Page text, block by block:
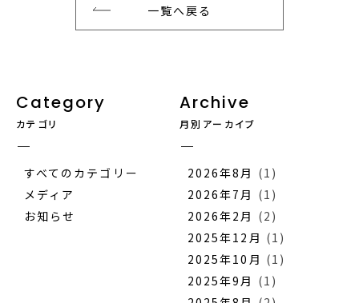
一覧へ戻る
Category
カテゴリ
すべてのカテゴリー
メディア
お知らせ
Archive
月別アーカイブ
2026年8月 (1)
2026年7月 (1)
2026年2月 (2)
2025年12月 (1)
2025年10月 (1)
2025年9月 (1)